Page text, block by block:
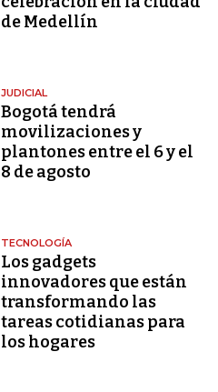
de Medellín
JUDICIAL
Bogotá tendrá
movilizaciones y
plantones entre el 6 y el
8 de agosto
TECNOLOGÍA
Los gadgets
innovadores que están
transformando las
tareas cotidianas para
los hogares